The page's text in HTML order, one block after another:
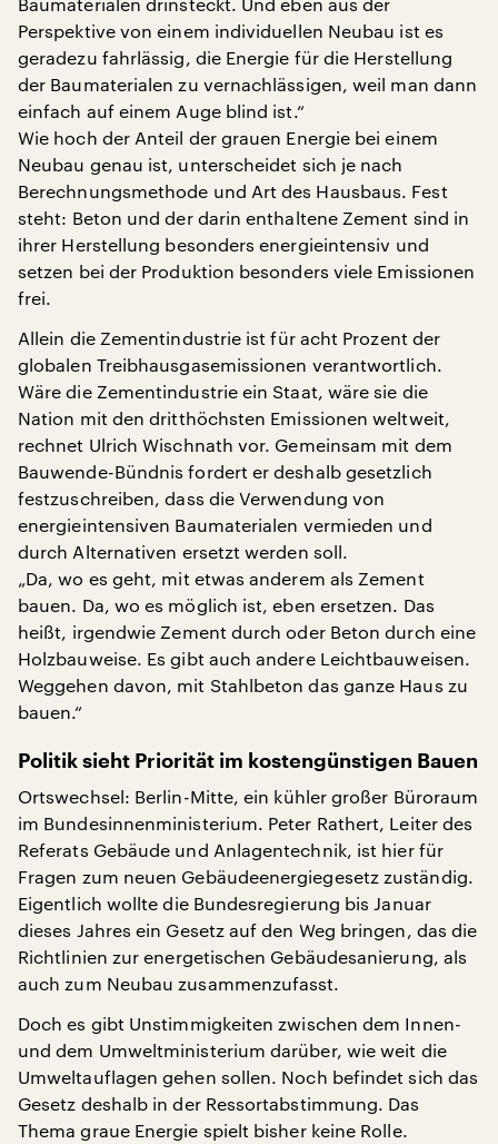
Perspektive von einem individuellen Neubau ist es
geradezu fahrlässig, die Energie für die Herstellung
der Baumaterialen zu vernachlässigen, weil man dann
einfach auf einem Auge blind ist.“
Wie hoch der Anteil der grauen Energie bei einem
Neubau genau ist, unterscheidet sich je nach
Berechnungsmethode und Art des Hausbaus. Fest
steht: Beton und der darin enthaltene Zement sind in
ihrer Herstellung besonders energieintensiv und
setzen bei der Produktion besonders viele Emissionen
frei.
Allein die Zementindustrie ist für acht Prozent der
globalen Treibhausgasemissionen verantwortlich.
Wäre die Zementindustrie ein Staat, wäre sie die
Nation mit den dritthöchsten Emissionen weltweit,
rechnet Ulrich Wischnath vor. Gemeinsam mit dem
Bauwende-Bündnis fordert er deshalb gesetzlich
festzuschreiben, dass die Verwendung von
energieintensiven Baumaterialen vermieden und
durch Alternativen ersetzt werden soll.
„Da, wo es geht, mit etwas anderem als Zement
bauen. Da, wo es möglich ist, eben ersetzen. Das
heißt, irgendwie Zement durch oder Beton durch eine
Holzbauweise. Es gibt auch andere Leichtbauweisen.
Weggehen davon, mit Stahlbeton das ganze Haus zu
bauen.“
Politik sieht Priorität im kostengünstigen Bauen
Ortswechsel: Berlin-Mitte, ein kühler großer Büroraum
im Bundesinnenministerium. Peter Rathert, Leiter des
Referats Gebäude und Anlagentechnik, ist hier für
Fragen zum neuen Gebäudeenergiegesetz zuständig.
Eigentlich wollte die Bundesregierung bis Januar
dieses Jahres ein Gesetz auf den Weg bringen, das die
Richtlinien zur energetischen Gebäudesanierung, als
auch zum Neubau zusammenzufasst.
Doch es gibt Unstimmigkeiten zwischen dem Innen-
und dem Umweltministerium darüber, wie weit die
Umweltauflagen gehen sollen. Noch befindet sich das
Gesetz deshalb in der Ressortabstimmung. Das
Thema graue Energie spielt bisher keine Rolle.